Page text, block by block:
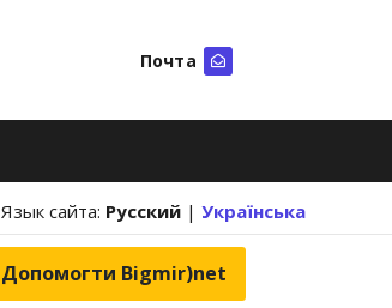
Почта
Язык сайта: Русский | Українська
Допомогти Bigmir)net